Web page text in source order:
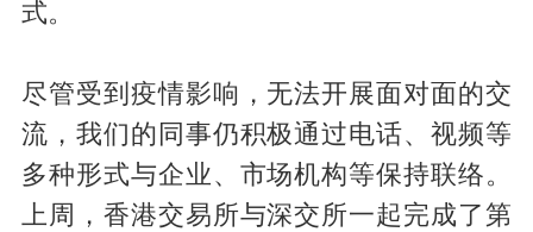
式。
尽管受到疫情影响，无法开展面对面的交
流，我们的同事仍积极通过电话、视频等
多种形式与企业、市场机构等保持联络。
上周，香港交易所与深交所一起完成了第